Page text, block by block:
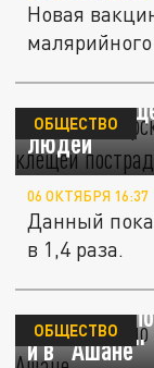
Новая
В
укусов
людей
ОБЩЕСТВО
06 ОКТЯБРЯ 16:37
Данный
в 1,4 раза.
Привиться
и в "Ашане"
ОБЩЕСТВО